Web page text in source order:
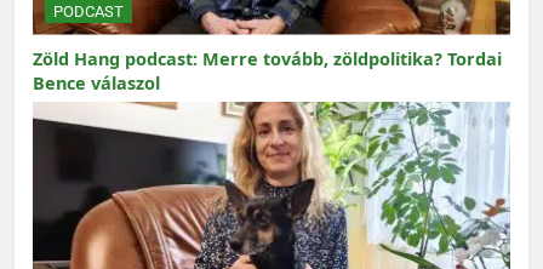
PODCAST
Zöld Hang podcast: Merre tovább, zöldpolitika? Tordai
Bence válaszol